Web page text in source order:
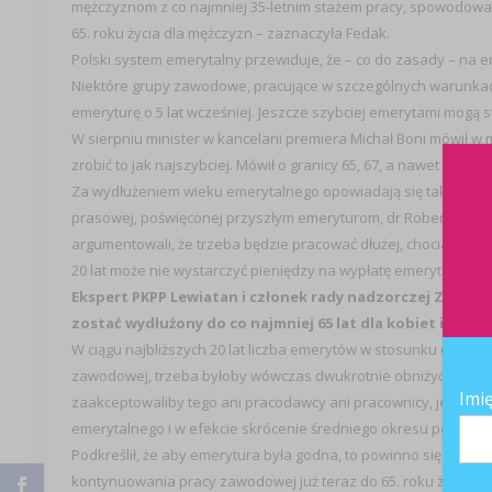
mężczyznom z co najmniej 35-letnim stażem pracy,
65. roku życia dla mężczyzn – zaznaczyła Fedak.
Polski system emerytalny przewiduje, że – co do zasady – na
Niektóre grupy zawodowe, pracujące w szczególnych
emeryturę o 5 lat wcześniej. Jeszcze szybciej emerytami mogą
W sierpniu minister w kancelarii premiera Michał Boni mówił
zrobić to jak najszybciej. Mówił o granicy 65, 67, a nawet 70 lat.
Za wydłużeniem wieku emerytalnego opowiadają się także
prasowej, poświęconej przyszłym emeryturom, dr Robert
argumentowali, że trzeba będzie pracować dłużej, chociażby z
20 lat może nie wystarczyć pieniędzy na wypłatę emerytur, a
Ekspert PKPP Lewiatan i członek rady nadzorczej ZUS
zostać wydłużony do co najmniej 65 lat dla kobiet i 67 dla
W ciągu najbliższych 20 lat liczba emerytów w stosunku od
zawodowej, trzeba byłoby wówczas dwukrotnie obniżyć
zaakceptowaliby tego ani pracodawcy ani pracownicy, jest to
emerytalnego i w efekcie skrócenie średniego okresu
Podkreślił, że aby emerytura była godna, to powinno się
kontynuowania pracy zawodowej już teraz do 65. roku życia, a